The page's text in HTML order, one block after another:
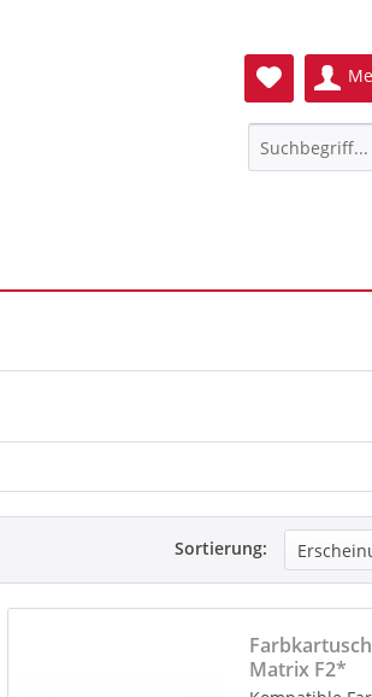
Sortierung:
Matrix F2*